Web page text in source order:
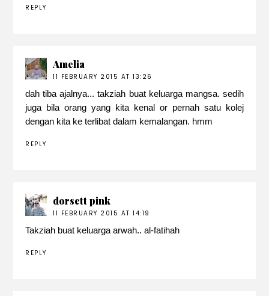
REPLY
Amelia
11 FEBRUARY 2015 AT 13:26
dah tiba ajalnya... takziah buat keluarga mangsa. sedih
juga bila orang yang kita kenal or pernah satu kolej
dengan kita ke terlibat dalam kemalangan. hmm
REPLY
dorsett pink
11 FEBRUARY 2015 AT 14:19
Takziah buat keluarga arwah.. al-fatihah
REPLY